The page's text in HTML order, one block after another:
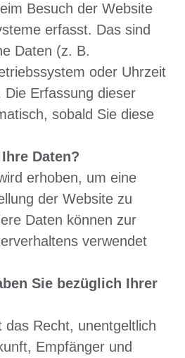
Besuch der Website
erfasst. Das sind
Daten (z. B.
oder Uhrzeit
Erfassung dieser
sobald Sie diese
Daten?
erhoben, um eine
der Website zu
Daten können zur
verwendet
Sie bezüglich Ihrer
das Recht, unentgeltlich
Empfänger und